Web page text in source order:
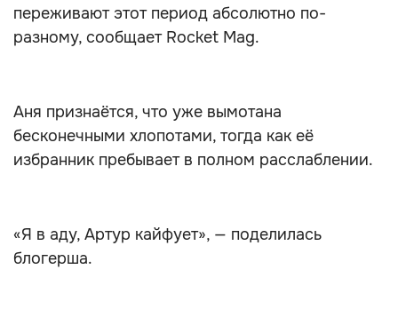
переживают этот период абсолютно по-
разному, сообщает Rocket Mag.
Аня признаётся, что уже вымотана
бесконечными хлопотами, тогда как её
избранник пребывает в полном расслаблении.
«Я в аду, Артур кайфует», — поделилась
блогерша.